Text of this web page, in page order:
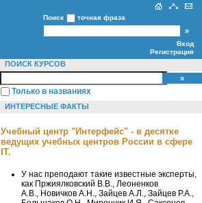
Поиск точная фраза
Вход
Регистрация
ПОИСК КУРСОВ
Только в названиях
ИНТЕРЕСНЫЕ ФАКТЫ
Учебный центр "Интерфейс" - в десятке
ведущих учебных центров России в сфере
IT.
У нас преподают такие известные эксперты,
как Пржиялковский В.В., Леоненков
А.В., Новичков А.Н., Зайцев А.Л., Зайцев Р.А.,